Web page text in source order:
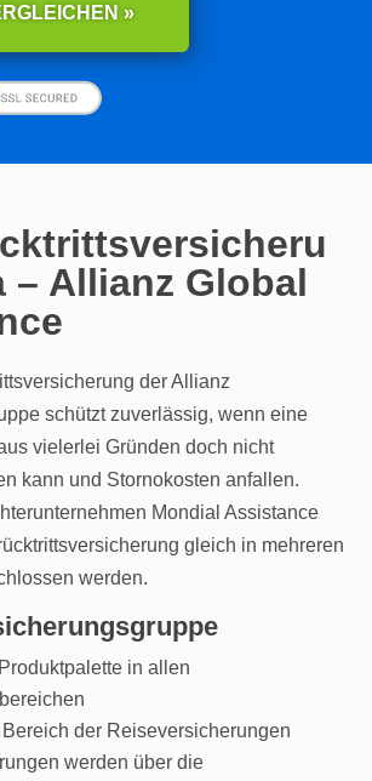
»
– Allianz Global
der Allianz
schützt zuverlässig, wenn eine
vielerlei Gründen doch nicht
kann und Stornokosten anfallen.
Mondial Assistance
gleich in mehreren
werden.
in allen
Bereich der Reiseversicherungen
werden über die